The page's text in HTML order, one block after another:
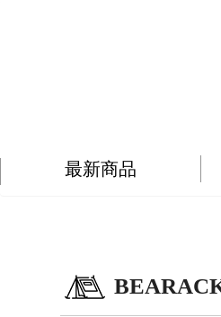
最新商品